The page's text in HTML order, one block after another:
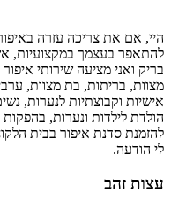
היי, אם את צריכה עזרה
להתאפר בעצמך במקצועיות,
בריק ואני מציעה שירותי
מצוות, בריתות, בת מצוות,
אישיות וקבוצתיות לנערות,
הולדת לילדות ונערות, בהפקות
להזמנת סדנת איפור בבית
לי הודעה.
עצות זהב